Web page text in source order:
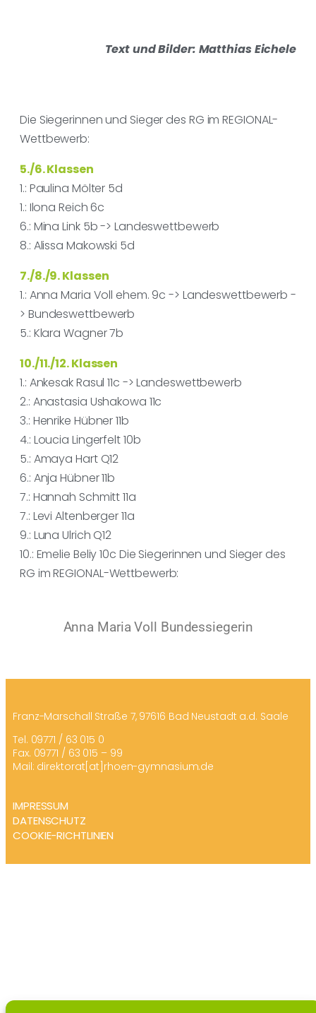
Text und Bilder: Matthias Eichele
Die Siegerinnen und Sieger des RG im REGIONAL-
Wettbewerb:
5./6. Klassen
1.: Paulina Mölter 5d
1.: Ilona Reich 6c
6.: Mina Link 5b -> Landeswettbewerb
8.: Alissa Makowski 5d
7./8./9. Klassen
1.: Anna Maria Voll ehem. 9c -> Landeswettbewerb -
> Bundeswettbewerb
5.: Klara Wagner 7b
10./11./12. Klassen
1.: Ankesak Rasul 11c -> Landeswettbewerb
2.: Anastasia Ushakowa 11c
3.: Henrike Hübner 11b
4.: Loucia Lingerfelt 10b
5.: Amaya Hart Q12
6.: Anja Hübner 11b
7.: Hannah Schmitt 11a
7.: Levi Altenberger 11a
9.: Luna Ulrich Q12
10.: Emelie Beliy 10c Die Siegerinnen und Sieger des
RG im REGIONAL-Wettbewerb:
Anna Maria Voll Bundessiegerin
Franz-Marschall Straße 7, 97616 Bad Neustadt a.d. Saale
Tel. 09771 / 63 015 0
Fax. 09771 / 63 015 – 99
Mail: direktorat[at]rhoen-gymnasium.de
IMPRESSUM
DATENSCHUTZ
COOKIE-RICHTLINIEN